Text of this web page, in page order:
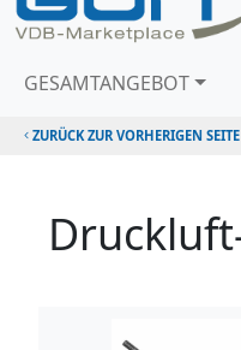
GESAMTANGEBOT
ZURÜCK ZUR VORHERIGEN SEITE